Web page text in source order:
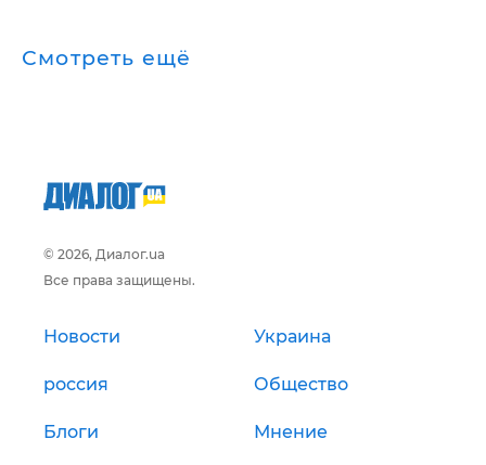
Смотреть ещё
© 2026, Диалог.ua
Все права защищены.
Новости Украина
россия Общество
Блоги Мнение